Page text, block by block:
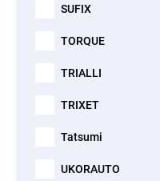
SUFIX
TORQUE
TRIALLI
TRIXET
Tatsumi
UKORAUTO